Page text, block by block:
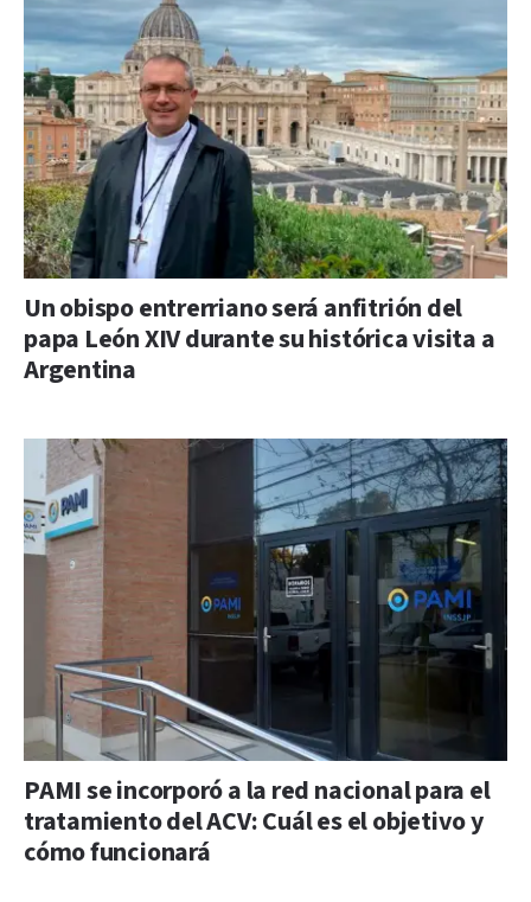
Un obispo entrerriano será anfitrión del
papa León XIV durante su histórica visita a
Argentina
PAMI se incorporó a la red nacional para el
tratamiento del ACV: Cuál es el objetivo y
cómo funcionará